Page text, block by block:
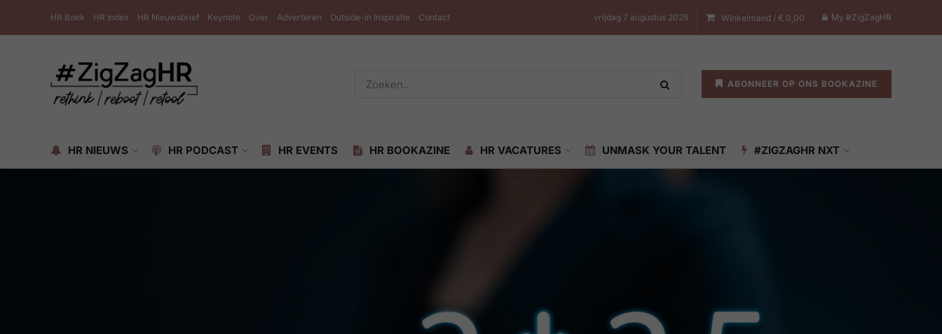
HR Boek HR Index HR Nieuwsbrief Keynote Over Adverteren Outside-in Inspiratie Contact vrijdag 7 augustus 2026 Winkelmand / € 0,00 My #ZigZagHR
ABONNEER OP ONS BOOKAZINE
HR NIEUWS HR PODCAST HR EVENTS HR BOOKAZINE HR VACATURES UNMASK YOUR TALENT #ZIGZAGHR NXT